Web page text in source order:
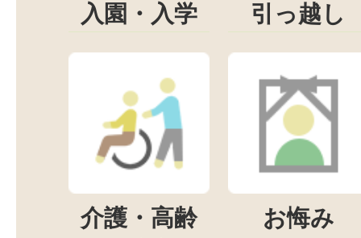
入園・入学 引っ越し
介護・高齢
お悔み